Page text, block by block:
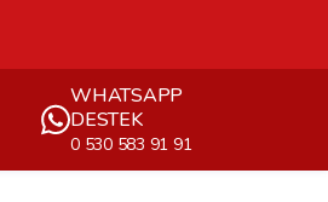
WHATSAPP
DESTEK
0 530 583 91 91